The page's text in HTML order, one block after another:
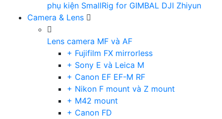
phụ kiện SmallRig for GIMBAL DJI Zhiyun
Camera & Lens
Lens camera MF và AF
+ Fujifilm FX mirrorless
+ Sony E và Leica M
+ Canon EF EF-M RF
+ Nikon F mount và Z mount
+ M42 mount
+ Canon FD